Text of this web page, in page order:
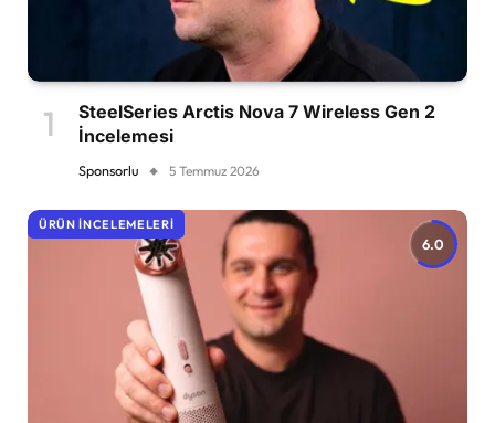
SteelSeries Arctis Nova 7 Wireless Gen 2
İncelemesi
Sponsorlu 5 Temmuz 2026
6.0
ÜRÜN İNCELEMELERI